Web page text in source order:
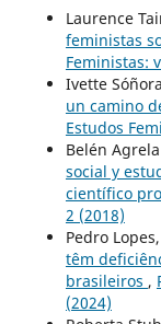
Laurence
feministas
Feministas:
Ivette
un camino
Estudos
Belén
social y
científico
2 (2018)
Pedro
têm
brasileiros ,
(2024)